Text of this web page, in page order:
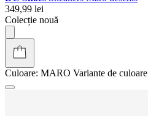
349,99 lei
Colecție nouă
Culoare: MARO Variante de culoare